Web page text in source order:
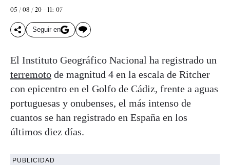
05 / 08 / 20 - 11: 07
Seguir en
El Instituto Geográfico Nacional ha registrado un
terremoto de magnitud 4 en la escala de Ritcher
con epicentro en el Golfo de Cádiz, frente a aguas
portuguesas y onubenses, el más intenso de
cuantos se han registrado en España en los
últimos diez días.
PUBLICIDAD